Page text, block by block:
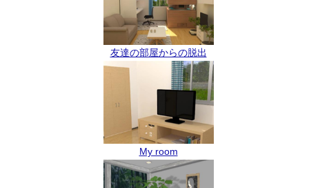
友達の部屋からの脱出
My room